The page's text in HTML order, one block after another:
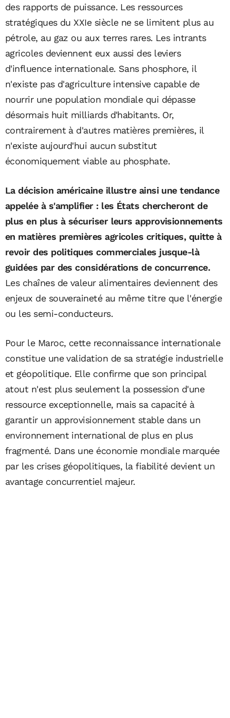
des rapports de puissance. Les ressources
stratégiques du XXIe siècle ne se limitent plus au
pétrole, au gaz ou aux terres rares. Les intrants
agricoles deviennent eux aussi des leviers
d'influence internationale. Sans phosphore, il
n'existe pas d'agriculture intensive capable de
nourrir une population mondiale qui dépasse
désormais huit milliards d'habitants. Or,
contrairement à d'autres matières premières, il
n'existe aujourd'hui aucun substitut
économiquement viable au phosphate.
La décision américaine illustre ainsi une tendance
appelée à s'amplifier : les États chercheront de
plus en plus à sécuriser leurs approvisionnements
en matières premières agricoles critiques, quitte à
revoir des politiques commerciales jusque-là
guidées par des considérations de concurrence.
Les chaînes de valeur alimentaires deviennent des
enjeux de souveraineté au même titre que l'énergie
ou les semi-conducteurs.
Pour le Maroc, cette reconnaissance internationale
constitue une validation de sa stratégie industrielle
et géopolitique. Elle confirme que son principal
atout n'est plus seulement la possession d'une
ressource exceptionnelle, mais sa capacité à
garantir un approvisionnement stable dans un
environnement international de plus en plus
fragmenté. Dans une économie mondiale marquée
par les crises géopolitiques, la fiabilité devient un
avantage concurrentiel majeur.